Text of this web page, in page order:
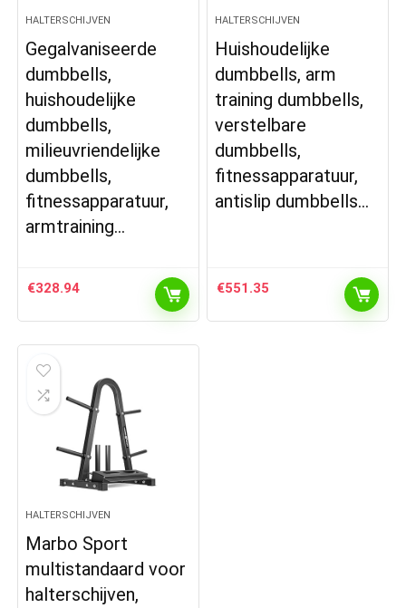
HALTERSCHIJVEN
Gegalvaniseerde
dumbbells,
huishoudelijke
dumbbells,
milieuvriendelijke
dumbbells,
fitnessapparatuur,
armtraining…
€328.94
HALTERSCHIJVEN
Huishoudelijke
dumbbells, arm
training dumbbells,
verstelbare
dumbbells,
fitnessapparatuur,
antislip dumbbells…
€551.35
HALTERSCHIJVEN
Marbo Sport
multistandaard voor
halterschijven,